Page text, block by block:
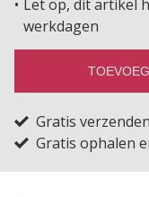
Let op, dit artikel
werkdagen
Gratis
Gratis ophalen